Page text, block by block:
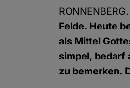
Felde. Heute
als Mittel
simpel, bedarf
zu bemerken.